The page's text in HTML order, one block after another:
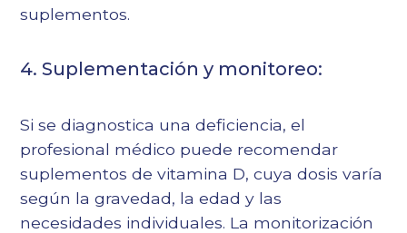
suplementos.
4. Suplementación y monitoreo:
Si se diagnostica una deficiencia, el
profesional médico puede recomendar
suplementos de vitamina D, cuya dosis varía
según la gravedad, la edad y las
necesidades individuales. La monitorización